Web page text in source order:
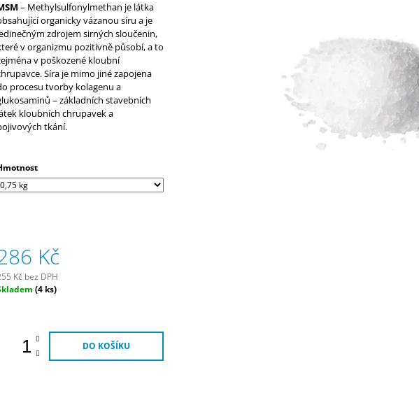
– Methylsulfonyl­methan je látka
organicky vázanou síru a je
zdrojem sirných sloučenin,
v organizmu pozitivně působí, a to
v poškozené kloubní
Síra je mimo jiné zapojena
procesu tvorby kolagenu a
– základních stavebních
kloubních chrupavek a
tkání.
Kč
Kč bez DPH
(4 ks)
DO KOŠÍKU
GRANULOVANÁ 20 KG
Kč